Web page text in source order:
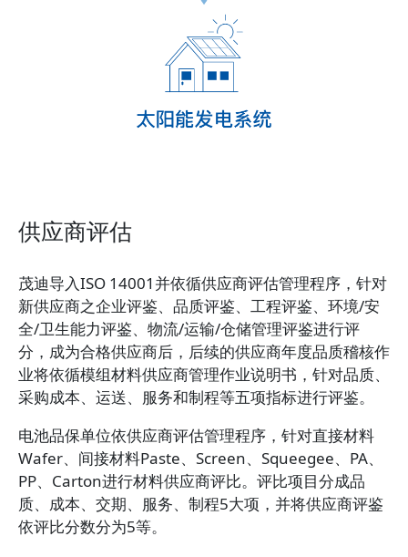
供应商评估
茂迪导入ISO 14001并依循供应商评估管理程序，针对
新供应商之企业评鉴、品质评鉴、工程评鉴、环境/安
全/卫生能力评鉴、物流/运输/仓储管理评鉴进行评
分，成为合格供应商后，后续的供应商年度品质稽核作
业将依循模组材料供应商管理作业说明书，针对品质、
采购成本、运送、服务和制程等五项指标进行评鉴。
电池品保单位依供应商评估管理程序，针对直接材料
Wafer、间接材料Paste、Screen、Squeegee、PA、
PP、Carton进行材料供应商评比。评比项目分成品
质、成本、交期、服务、制程5大项，并将供应商评鉴
依评比分数分为5等。